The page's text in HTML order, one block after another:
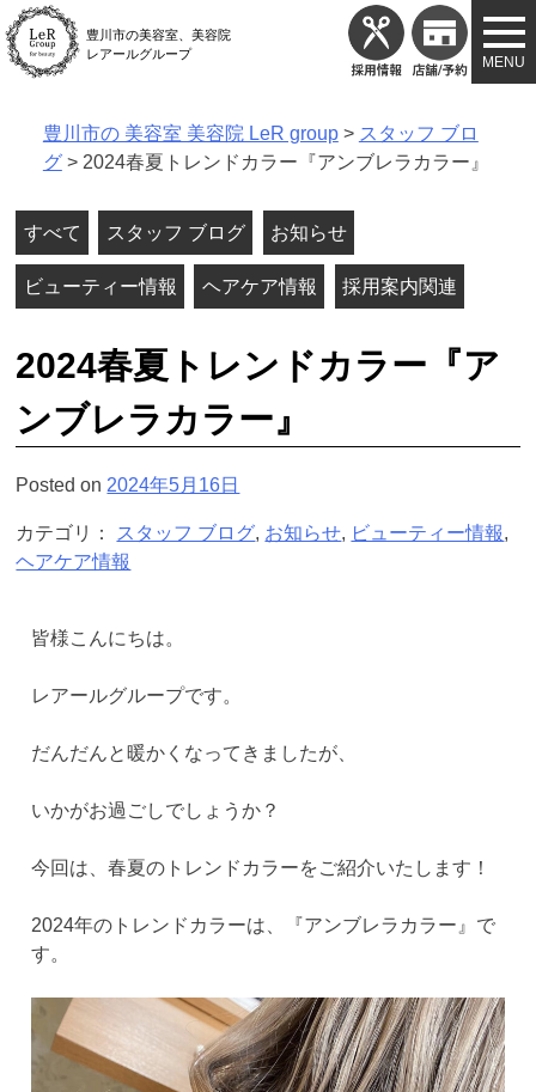
Skip
to
content
豊川市の美容室、美容院
レアールグループ
豊川市の 美容室 美容院 LeR group> スタッフ ブロ
グ> 2024春夏トレンドカラー『アンブレラカラー』
すべて スタッフ ブログ お知らせ
ビューティー情報 ヘアケア情報 採用案内関連
2024春夏トレンドカラー『ア
ンブレラカラー』
Posted on 2024年5月16日
カテゴリ： スタッフ ブログ, お知らせ, ビューティー情報,
ヘアケア情報
皆様こんにちは。
レアールグループです。
だんだんと暖かくなってきましたが、
いかがお過ごしでしょうか？
今回は、春夏のトレンドカラーをご紹介いたします！
2024年のトレンドカラーは、『アンブレラカラー』で
す。